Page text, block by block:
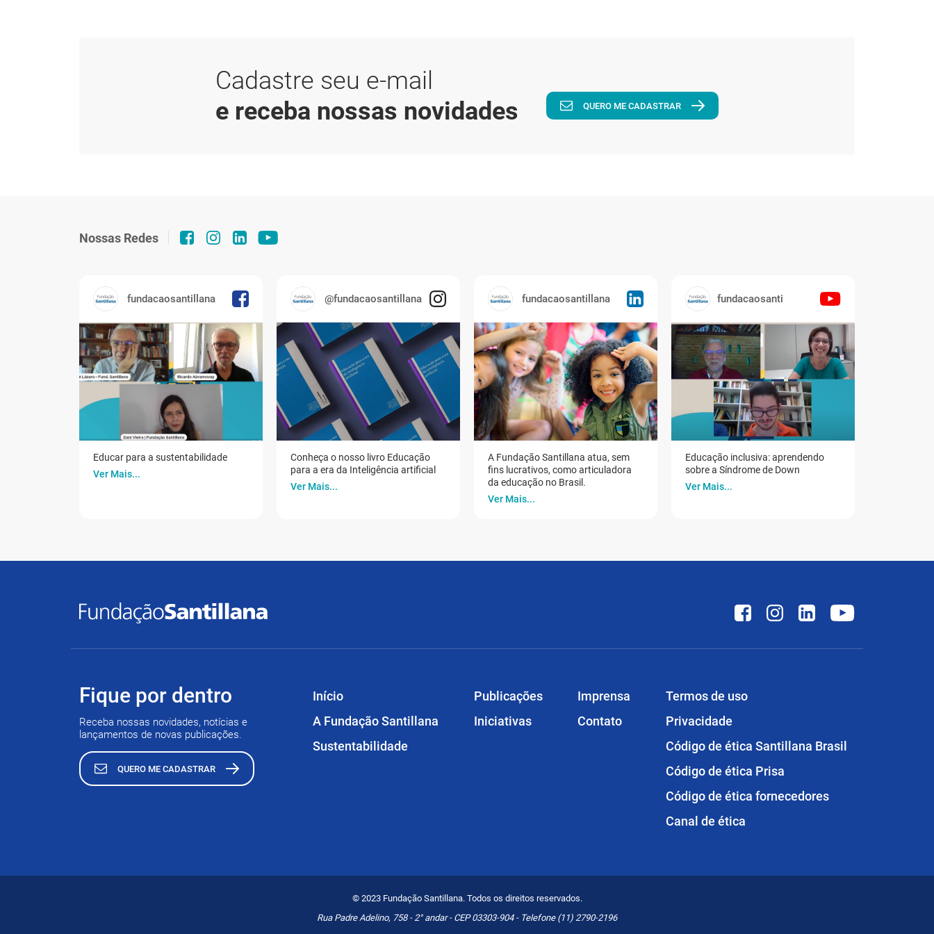
Cadastre seu e-mail
e receba nossas novidades
QUERO ME CADASTRAR
Nossas Redes
fundacaosantillana
Educar para a sustentabilidade
Ver Mais...
@fundacaosantillana
Conheça o nosso livro Educação
para a era da Inteligência artificial
Ver Mais...
fundacaosantillana
A Fundação Santillana atua, sem
fins lucrativos, como articuladora
da educação no Brasil.
Ver Mais...
fundacaosanti
Educação inclusiva: aprendendo
sobre a Síndrome de Down
Ver Mais...
Fique por dentro
Receba nossas novidades, notícias e
lançamentos de novas publicações.
QUERO ME CADASTRAR
Início
A Fundação Santillana
Sustentabilidade
Publicações
Iniciativas
Imprensa
Contato
Termos de uso
Privacidade
Código de ética Santillana Brasil
Código de ética Prisa
Código de ética fornecedores
Canal de ética
© 2023 Fundação Santillana. Todos os direitos reservados.
Rua Padre Adelino, 758 - 2° andar - CEP 03303-904 - Telefone (11) 2790-2196